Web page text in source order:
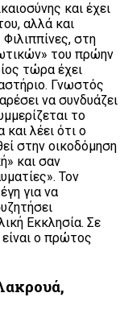
και έχει
αλλά και
στη
του πρώην
τώρα έχει
Γνωστός
να συνδυάζει
το
λέει ότι ο
στην οικοδόμηση
και σαν
Τον
για να
Εκκλησία. Σε
ο πρώτος